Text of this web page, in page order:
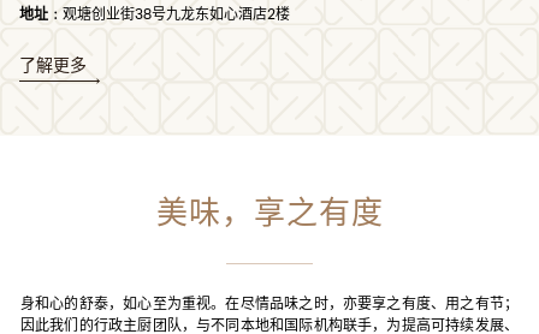
地址﹕ 观塘创业街38号九龙东如心酒店2楼
了解更多
美味，享之有度
身和心的舒泰，如心至为重视。在尽情品味之时，亦要享之有度、用之有节；
因此我们的行政主厨团队，与不同本地和国际机构联手，为提高可持续发展、